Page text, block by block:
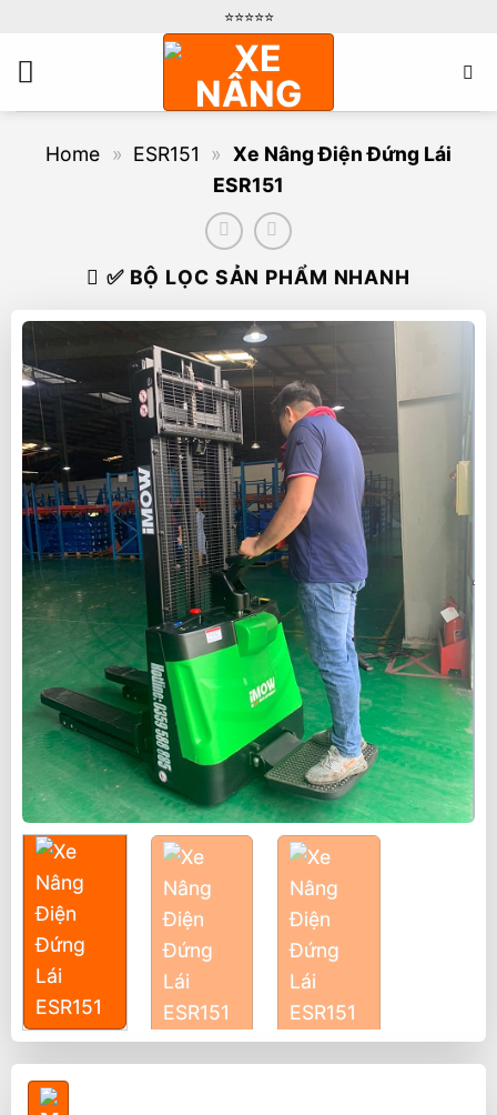
nội
dung
⭐️⭐️⭐️⭐️⭐️
Home » ESR151 » Xe Nâng Điện Đứng Lái
ESR151
✅ BỘ LỌC SẢN PHẨM NHANH